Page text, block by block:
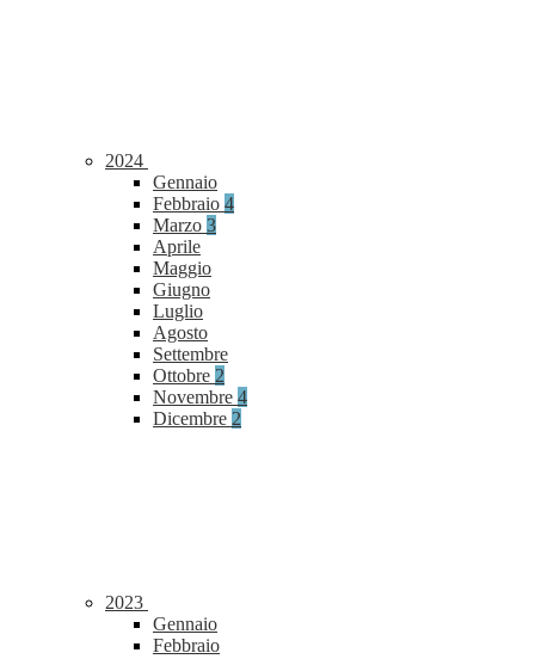
2024
Gennaio
Febbraio 4
Marzo 3
Aprile
Maggio
Giugno
Luglio
Agosto
Settembre
Ottobre 2
Novembre 4
Dicembre 2
2023
Gennaio
Febbraio